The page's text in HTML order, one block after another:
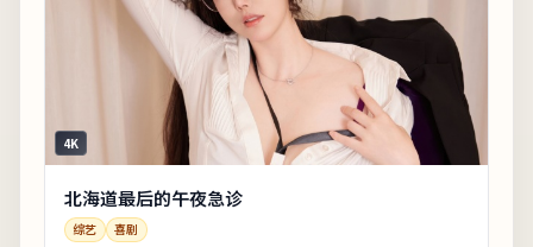
4K
北海道最后的午夜急诊
综艺 喜剧